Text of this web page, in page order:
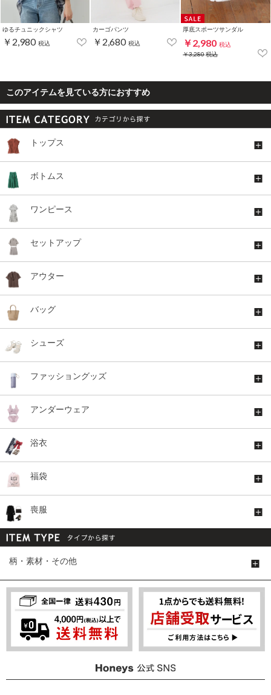
ゆるチュニックシャツ
￥2,980 税込
カーゴパンツ
￥2,680 税込
厚底スポーツサンダル
￥2,980 税込
￥3,280税込
このアイテムを見ている方におすすめ
トップス
ボトムス
ワンピース
セットアップ
アウター
バッグ
シューズ
ファッショングッズ
アンダーウェア
浴衣
福袋
喪服
柄・素材・その他